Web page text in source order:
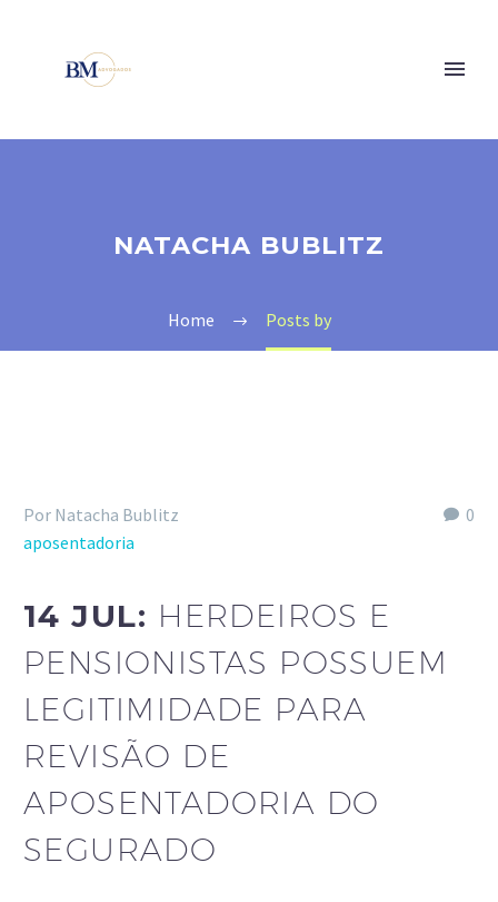
NATACHA BUBLITZ
Home Posts by
0
Por Natacha Bublitz
aposentadoria
14 JUL: HERDEIROS E
PENSIONISTAS POSSUEM
LEGITIMIDADE PARA
REVISÃO DE
APOSENTADORIA DO
SEGURADO